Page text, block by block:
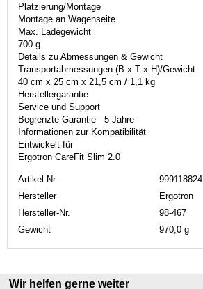
Platzierung/Montage
Montage an Wagenseite
Max. Ladegewicht
700 g
Details zu Abmessungen & Gewicht
Transportabmessungen (B x T x H)/Gewicht
40 cm x 25 cm x 21,5 cm / 1,1 kg
Herstellergarantie
Service und Support
Begrenzte Garantie - 5 Jahre
Informationen zur Kompatibilität
Entwickelt für
Ergotron CareFit Slim 2.0
Artikel-Nr.
999118824
Hersteller
Ergotron
Hersteller-Nr.
98-467
Gewicht
970,0 g
Wir helfen gerne weiter